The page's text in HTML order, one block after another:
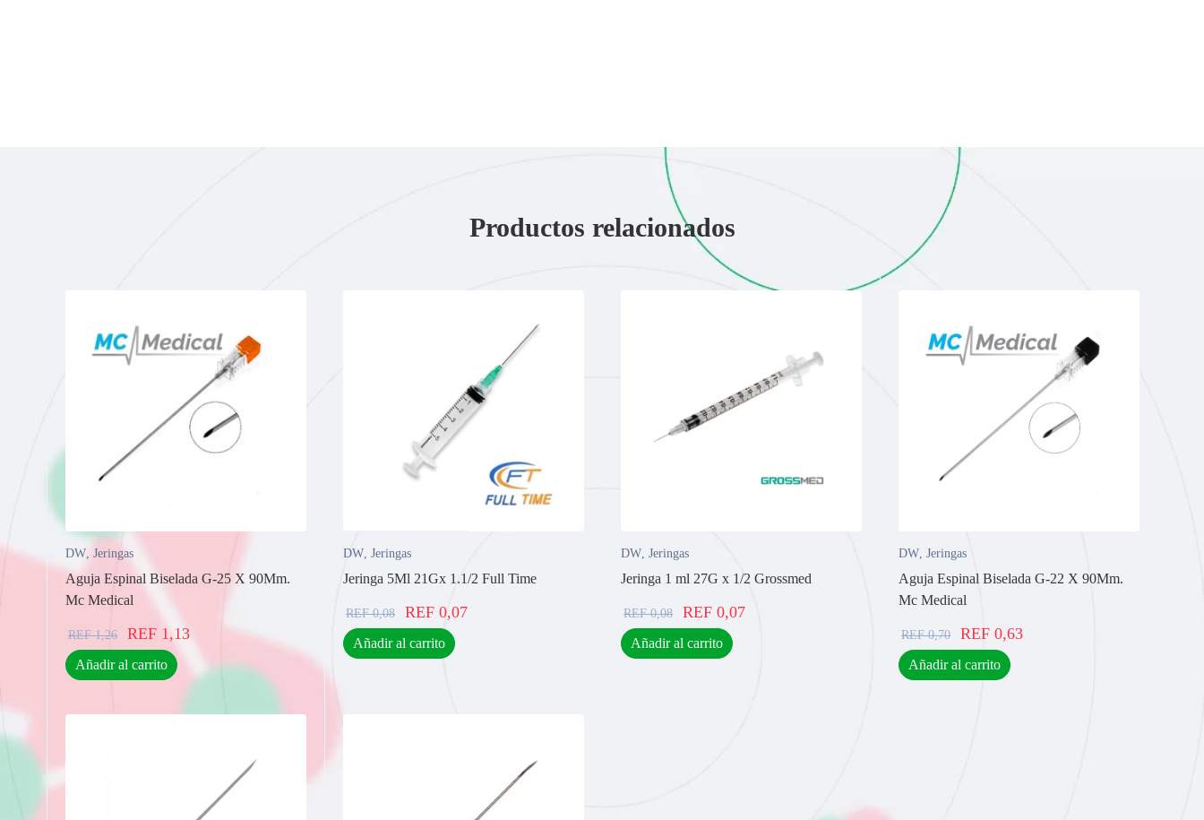
Productos relacionados
DW, Jeringas
Aguja Espinal Biselada G-25 X 90Mm.
Mc Medical
REF1,26 REF 1,13
Añadir al carrito
DW, Jeringas
Jeringa 5Ml 21Gx 1.1/2 Full Time
REF0,08 REF 0,07
Añadir al carrito
DW, Jeringas
Jeringa 1 ml 27G x 1/2 Grossmed
REF0,08 REF 0,07
Añadir al carrito
DW, Jeringas
Aguja Espinal Biselada G-22 X 90Mm.
Mc Medical
REF0,70 REF 0,63
Añadir al carrito